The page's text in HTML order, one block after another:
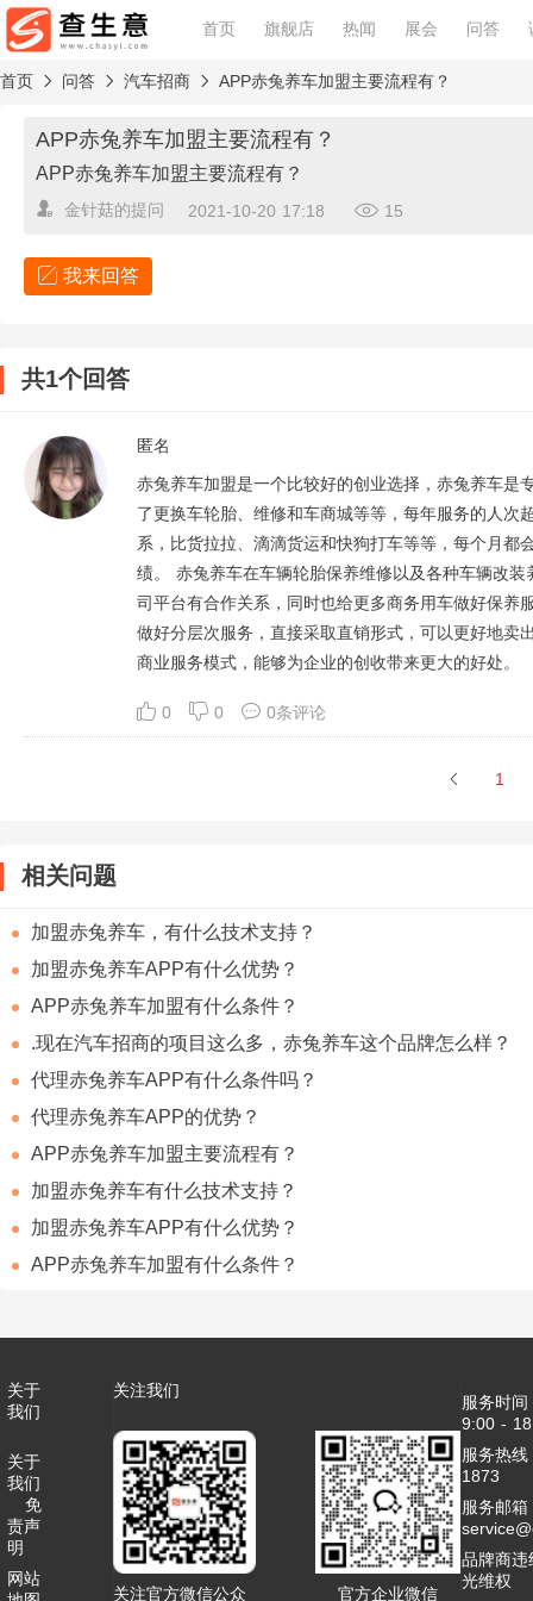
首页 旗舰店 热闻 展会 问答
首页 问答 汽车招商 APP赤兔养车加盟主要流程有？
APP赤兔养车加盟主要流程有？
APP赤兔养车加盟主要流程有？
金针菇的提问 2021-10-20 17:18 15
我来回答
共1个回答
匿名
赤兔养车加盟是一个比较好的创业选择，赤兔养车是
了更换车轮胎、维修和车商城等等，每年服务的人次
系，比货拉拉、滴滴货运和快狗打车等等，每个月都
绩。 赤兔养车在车辆轮胎保养维修以及各种车辆改
司平台有合作关系，同时也给更多商务用车做好保养
做好分层次服务，直接采取直销形式，可以更好地卖
商业服务模式，能够为企业的创收带来更大的好处。
0 0 0条评论
1
相关问题
加盟赤兔养车，有什么技术支持？
加盟赤兔养车APP有什么优势？
APP赤兔养车加盟有什么条件？
.现在汽车招商的项目这么多，赤兔养车这个品牌怎么样？
代理赤兔养车APP有什么条件吗？
代理赤兔养车APP的优势？
APP赤兔养车加盟主要流程有？
加盟赤兔养车有什么技术支持？
加盟赤兔养车APP有什么优势？
APP赤兔养车加盟有什么条件？
关于
我们
关于
我们
免
责声
明
网站
关注我们
关注官方微信公众 官方企业微信
服务时
9:00 -
服务热
1873
服务邮箱
品牌商违
光维权